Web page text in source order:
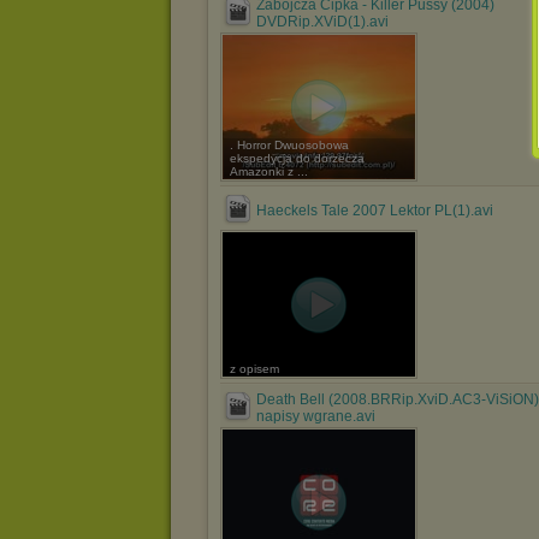
Zabójcza Cipka - Killer Pussy (2004)
DVDRip.XViD(1).avi
. Horror Dwuosobowa
ekspedycja do dorzecza
Amazonki z ...
Haeckels Tale 2007 Lektor PL(1).avi
z opisem
Death Bell (2008.BRRip.XviD.AC3-ViSiON)
napisy wgrane.avi